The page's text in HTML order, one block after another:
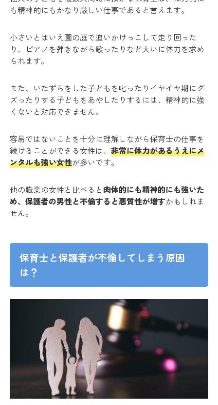
も精神的にもかなり厳しい仕事であると言えます。
小さいとはいえ園の庭で追いかけっこして走り回った
り、ピアノを弾きながら歌ったりなど大いに体力を求め
られます。
また、いたずらをした子どもを叱ったりイヤイヤ期にグ
ズったりする子どもをあやしたりするには、精神的に強
くないと対応できません。
容易ではないことを十分に理解しながら保育士の仕事を
続けることができる女性は、 非常に体力があるうえにメ
ンタルも強い女性が多いです。
他の職業の女性と比べると 肉体的にも精神的にも強いた
め、保護者の男性と不倫すると悪質性が増すかもしれま
せん。
保育士と保護者が不倫してしまう原因
は？